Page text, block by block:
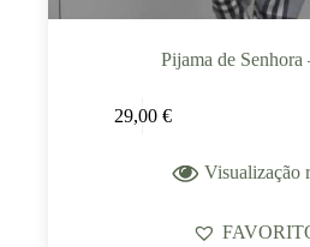
Pijama de Senhora
29,00 €
Visualização